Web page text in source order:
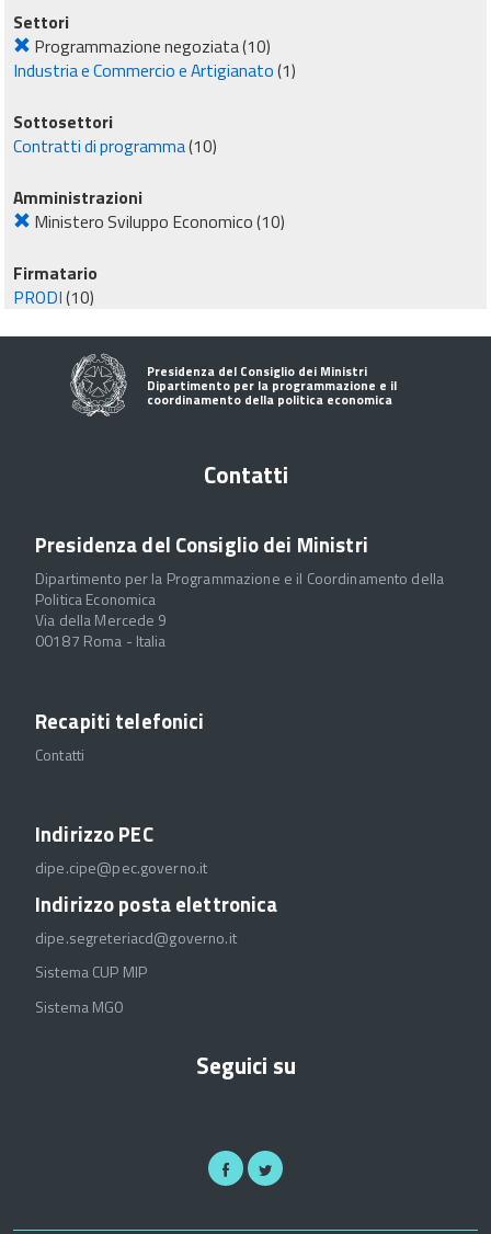
Settori
Programmazione negoziata(10)
Industria e Commercio e Artigianato(1)
Sottosettori
Contratti di programma(10)
Amministrazioni
Ministero Sviluppo Economico(10)
Firmatario
PRODI(10)
Presidenza del Consiglio dei Ministri
Dipartimento per la programmazione e il
coordinamento della politica economica
Contatti
Presidenza del Consiglio dei Ministri
Dipartimento per la Programmazione e il Coordinamento della
Politica Economica
Via della Mercede 9
00187 Roma - Italia
Recapiti telefonici
Contatti
Indirizzo PEC
dipe.cipe@pec.governo.it
Indirizzo posta elettronica
dipe.segreteriacd@governo.it
Sistema CUP MIP
Sistema MGO
Seguici su